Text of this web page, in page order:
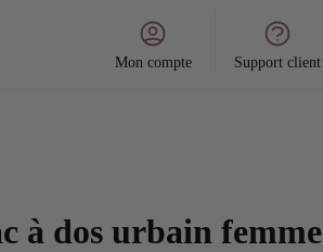
Mon compte Support client
à dos urbain femme